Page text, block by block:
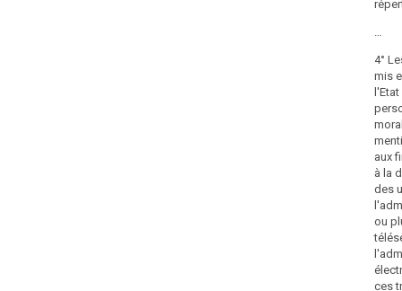
…
4°
mis
aux
à la
des
ou
ces